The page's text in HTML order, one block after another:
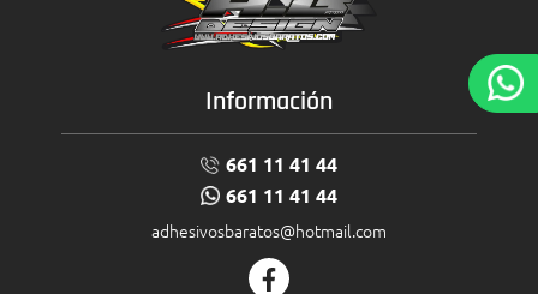
Información
661 11 41 44
661 11 41 44
adhesivosbaratos@hotmail.com